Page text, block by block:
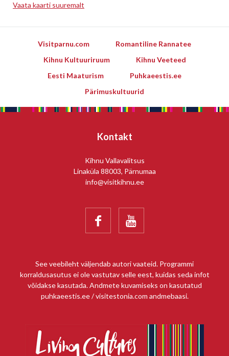
Vaata kaarti suuremalt
Visitparnu.com
Romantiline Rannatee
Kihnu Kultuuriruum
Kihnu Veeteed
Eesti Maaturism
Puhkaeestis.ee
Pärimuskultuurid
Kontakt
Kihnu Vallavalitsus
Linaküla 88003, Pärnumaa
info@visitkihnu.ee
 
See veebileht väljendab autori vaateid. Programmi
korraldusasutus ei ole vastutav selle eest, kuidas seda infot
võidakse kasutada. Andmete kuvamiseks on kasutatud
puhkaeestis.ee / visitestonia.com andmebaasi.